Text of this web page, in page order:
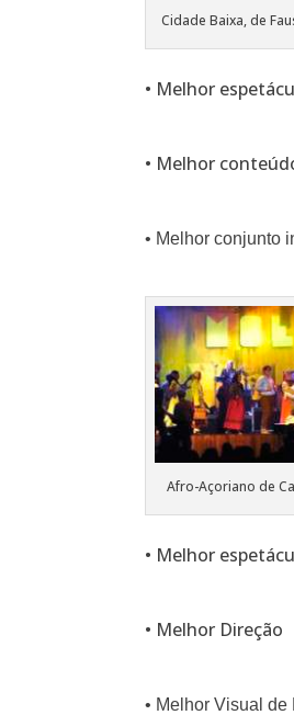
Cidade Baixa, de
• Melhor
• Melhor
• Melhor conjunto
Afro-Açoriano de
• Melhor
• Melhor Direção
• Melhor Visual de